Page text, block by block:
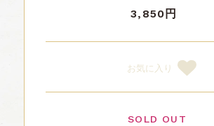
3,850円
お気に入り
SOLD OUT